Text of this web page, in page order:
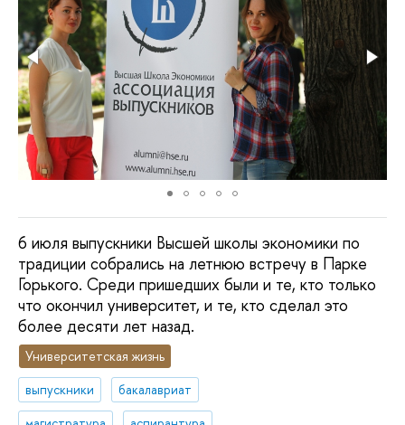
6 июля выпускники Высшей школы экономики по
традиции собрались на летнюю встречу в Парке
Горького. Среди пришедших были и те, кто только
что окончил университет, и те, кто сделал это
более десяти лет назад.
Университетская жизнь
выпускники
бакалавриат